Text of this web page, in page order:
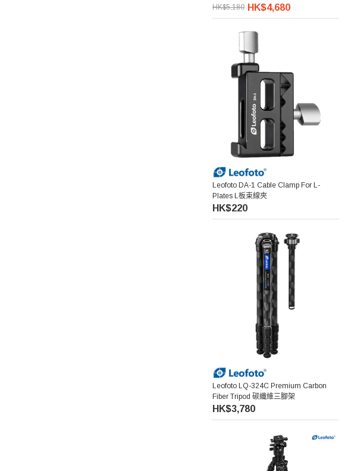
HK$5,180 HK$4,680
Leofoto DA-1 Cable Clamp For L-
Plates L板束線夾
HK$220
Leofoto LQ-324C Premium Carbon
Fiber Tripod 碳纖維三腳架
HK$3,780